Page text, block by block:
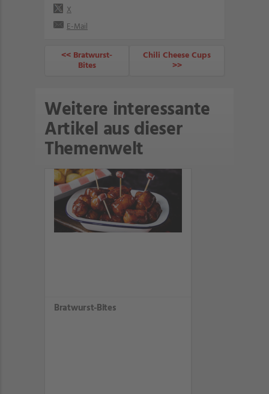
X
E-Mail
<< Bratwurst-
Bites
Chili Cheese Cups
>>
Weitere interessante
Artikel aus dieser
Themenwelt
Bratwurst-Bites